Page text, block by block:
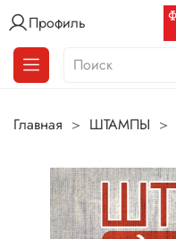
Профиль
Главная ШТАМПЫ